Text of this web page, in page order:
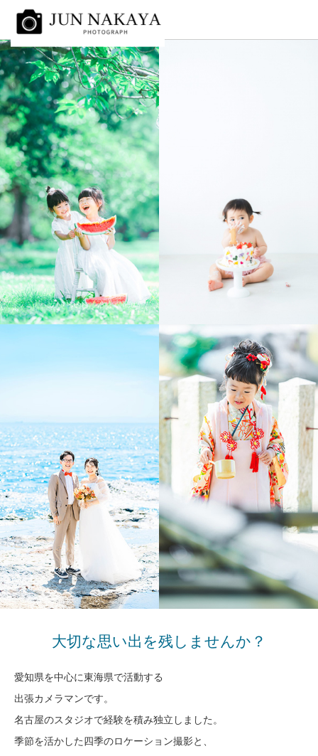
大切な思い出を残しませんか？
愛知県を中心に東海県で活動する
出張カメラマンです。
名古屋のスタジオで経験を積み独立しました。
季節を活かした四季のロケーション撮影と、